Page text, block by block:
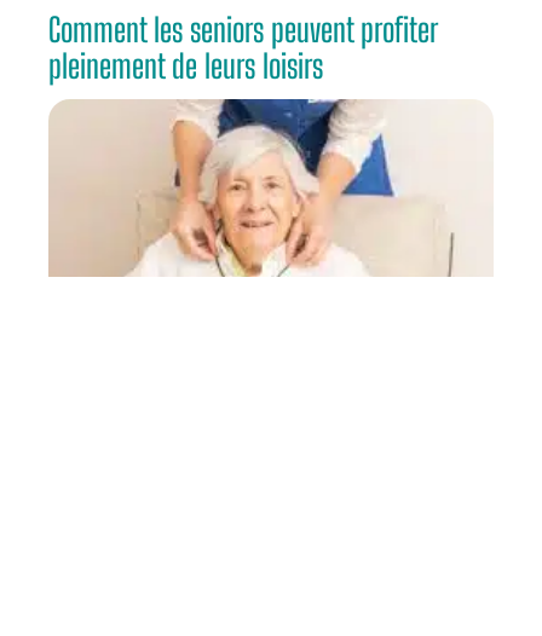
Comment les seniors peuvent profiter
pleinement de leurs loisirs